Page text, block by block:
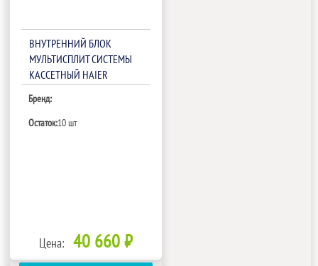
ВНУТРЕННИЙ БЛОК
МУЛЬТИСПЛИТ СИСТЕМЫ
КАССЕТНЫЙ HAIER
Бренд:
Остаток:10 шт
Цена: 40 660 ₽